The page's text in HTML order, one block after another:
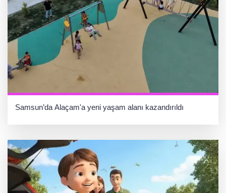
Samsun’da Alaçam'a yeni yaşam alanı kazandırıldı